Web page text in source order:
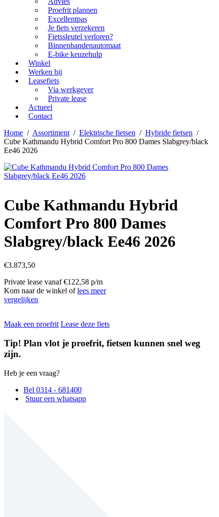
Proefrit plannen
Excellentpas
Je fiets verzekeren
Fietssleutel verloren?
Binnenbandenautomaat
E-bike keuzehulp
Winkel
Werken bij
Leasefiets
Via werkgever
Private lease
Actueel
Contact
Home / Assortiment / Elektrische fietsen / Hybride fietsen /
Cube Kathmandu Hybrid Comfort Pro 800 Dames Slabgrey/black
Ee46 2026
Cube Kathmandu Hybrid
Comfort Pro 800 Dames
Slabgrey/black Ee46 2026
€3.873,50
Private lease vanaf €122,58 p/m
Kom naar de winkel oflees meer
vergelijken
Maak een proefrit Lease deze fiets
Tip! Plan vlot je proefrit, fietsen kunnen snel weg
zijn.
Heb je een vraag?
Bel 0314 - 681400
Stuur een whatsapp